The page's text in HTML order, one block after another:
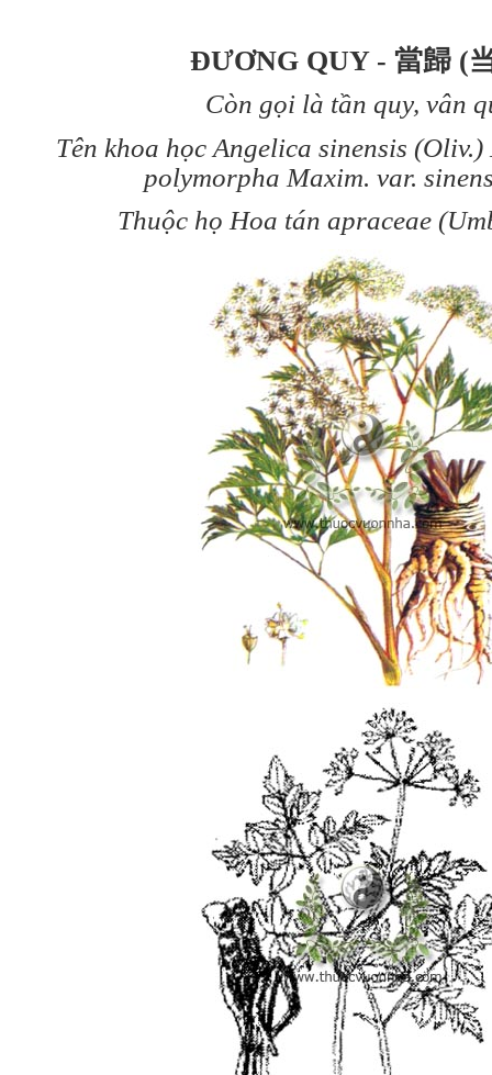
ĐƯƠNG QUY - 當歸 (
Còn gọi là tần quy, vân
Tên khoa học Angelica sinensis
polymorpha Maxim. var.
Thuộc họ Hoa tán apraceae